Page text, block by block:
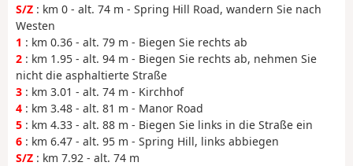
S/Z : km 0 - alt. 74 m - Spring Hill Road, wandern Sie nach
Westen
1 : km 0.36 - alt. 79 m - Biegen Sie rechts ab
2 : km 1.95 - alt. 94 m - Biegen Sie rechts ab, nehmen Sie
nicht die asphaltierte Straße
3 : km 3.01 - alt. 74 m - Kirchhof
4 : km 3.48 - alt. 81 m - Manor Road
5 : km 4.33 - alt. 88 m - Biegen Sie links in die Straße ein
6 : km 6.47 - alt. 95 m - Spring Hill, links abbiegen
S/Z : km 7.92 - alt. 74 m